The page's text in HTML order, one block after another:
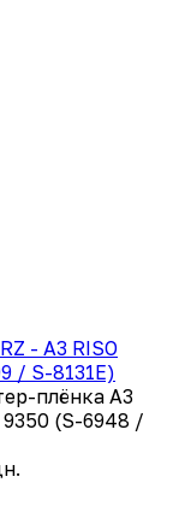
- А3 RISO
/ S-8131E)
плёнка А3
9350 (S-6948 /